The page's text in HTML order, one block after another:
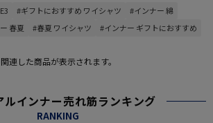
#ギフトにおすすめ ワイシャツ
#インナー 綿
春夏 #春夏 ワイシャツ
#インナー ギフトにおすすめ
連した商品が表示されます。
ルインナー売れ筋ランキング
RANKING